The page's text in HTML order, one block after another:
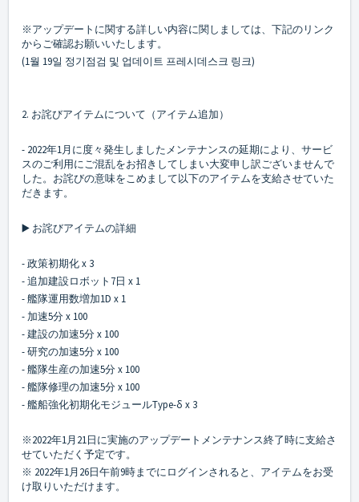
※アップデートに関する詳しい内容に関しましては、下記のリンク
からご確認お願いいたします。
(1월 19일 정기점검 및 업데이트 프레시데스크 링크)
2. お詫びアイテムについて（アイテム追加）
- 2022年1月に度々発生しましたメンテナンスの延期により、サービ
スのご利用にご混乱をお招きしてしまい大変申し訳ございませんで
した。お詫びの意味をこめまして以下のアイテムを支給させていた
だきます。
▶️ お詫びアイテムの詳細
- 政策初期化 x 3
- 追加建設ロボット7日 x 1
- 艦隊運用数増加1D x 1
- 加速5分 x 100
- 建設の加速5分 x 100
- 研究の加速5分 x 100
- 艦隊生産の加速5分 x 100
- 艦隊修理の加速5分 x 100
- 艦船強化初期化モジュールType-δ x 3
※2022年1月21日に実施のアップデートメンテナンス終了時に支給さ
せていただく予定です。
※ 2022年1月26日午前9時までにログインされると、アイテムをお受
け取りいただけます。